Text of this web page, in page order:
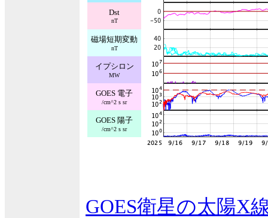
Dst
nT
磁場短期変動
nT
イプシロン
MW
GOES 電子
/cm^2 s sr
GOES 陽子
/cm^2 s sr
GOES衛星の太陽X